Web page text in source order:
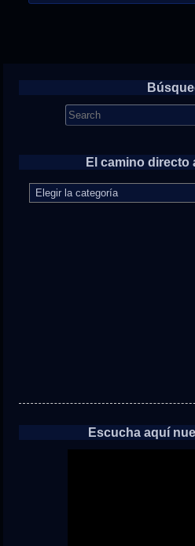
Search
for:
El camino directo
camino
Escucha aquí